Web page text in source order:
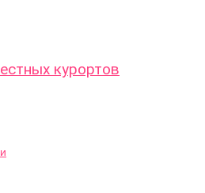
курортов